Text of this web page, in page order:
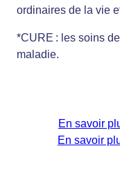
ordinaires de la vie
*CURE : les soins
maladie.
En savoir
En savoir